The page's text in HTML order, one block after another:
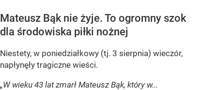
Mateusz Bąk nie żyje. To ogromny szok
dla środowiska piłki nożnej
Niestety, w poniedziałkowy (tj. 3 sierpnia) wieczór,
napłynęły tragiczne wieści.
„W wieku 43 lat zmarł Mateusz Bąk, który w...